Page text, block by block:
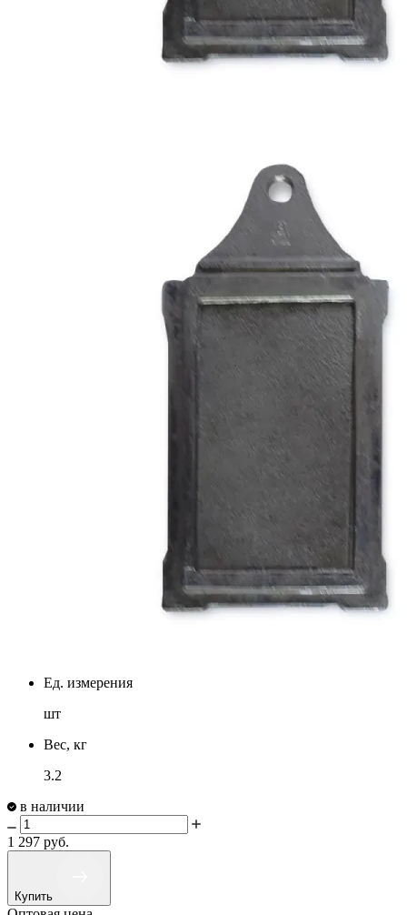
Ед. измерения
шт
Вес, кг
3.2
в наличии
1 297 руб.
Купить